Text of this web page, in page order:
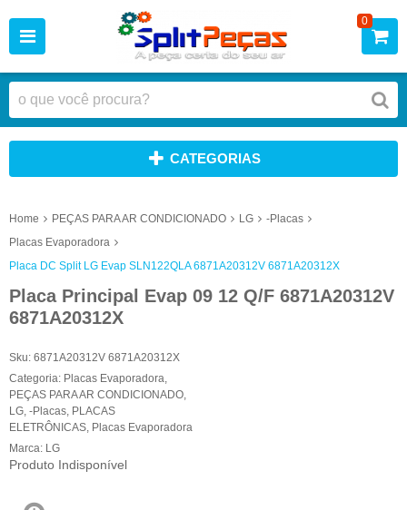
0
CATEGORIAS
Home PEÇAS PARA AR CONDICIONADO LG
-Placas
Placas Evaporadora
Placa DC Split LG Evap SLN122QLA 6871A20312V 6871A20312X
Placa Principal Evap 09 12 Q/F 6871A20312V
6871A20312X
Sku: 6871A20312V 6871A20312X
Categoria: Placas Evaporadora
PEÇAS PARA AR CONDICIONADO
LG -Placas PLACAS
ELETRÔNICAS Placas Evaporadora
Marca: LG
Produto Indisponível